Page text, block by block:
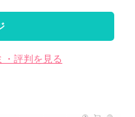
・評判を見る